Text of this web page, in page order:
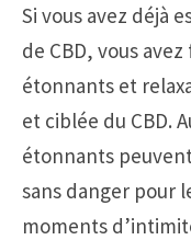
Si vous avez déjà
de CBD, vous
étonnants et
et ciblée du CBD.
étonnants
sans danger pour
moments